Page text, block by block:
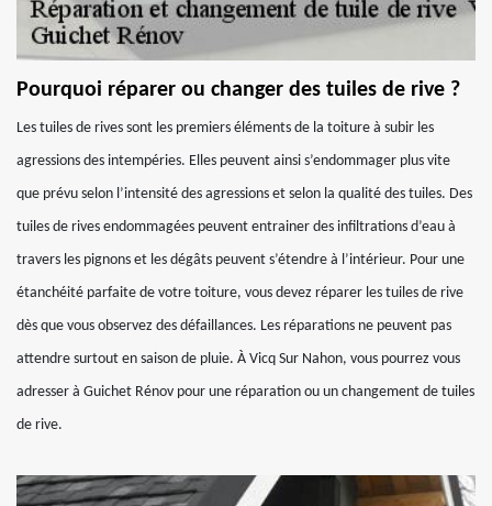
Pourquoi réparer ou changer des tuiles de rive ?
Les tuiles de rives sont les premiers éléments de la toiture à subir les
agressions des intempéries. Elles peuvent ainsi s’endommager plus vite
que prévu selon l’intensité des agressions et selon la qualité des tuiles. Des
tuiles de rives endommagées peuvent entrainer des infiltrations d’eau à
travers les pignons et les dégâts peuvent s’étendre à l’intérieur. Pour une
étanchéité parfaite de votre toiture, vous devez réparer les tuiles de rive
dès que vous observez des défaillances. Les réparations ne peuvent pas
attendre surtout en saison de pluie. À Vicq Sur Nahon, vous pourrez vous
adresser à Guichet Rénov pour une réparation ou un changement de tuiles
de rive.